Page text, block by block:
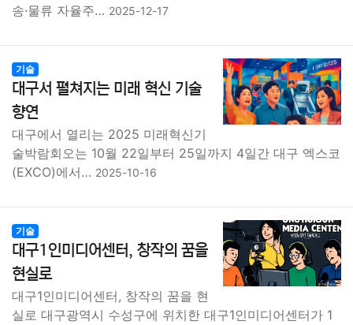
송·물류 자율주… 2025-12-17
기술
대구서 펼쳐지는 미래 혁신 기술
향연
대구에서 열리는 2025 미래혁신기
술박람회오는 10월 22일부터 25일까지 4일간 대구 엑스코
(EXCO)에서… 2025-10-16
기술
대구1인미디어센터, 창작의 꿈을
현실로
대구1인미디어센터, 창작의 꿈을 현
실로 대구광역시 수성구에 위치한 대구1인미디어센터가 1